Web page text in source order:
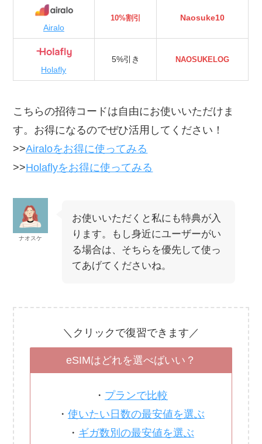
Airalo
10%割引 Naosuke10
Holafly
5%引き NAOSUKELOG
こちらの招待コードは自由にお使いいただけま
す。お得になるのでぜひ活用してください！
>>Airaloをお得に使ってみる
>>Holaflyをお得に使ってみる
ナオスケ
お使いいただくと私にも特典が入
ります。もし身近にユーザーがい
る場合は、そちらを優先して使っ
てあげてくださいね。
＼クリックで復習できます／
eSIMはどれを選べばいい？
・ プランで比較
・ 使いたい日数の最安値を選ぶ
・ ギガ数別の最安値を選ぶ